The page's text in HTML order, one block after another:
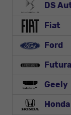
DS
Fiat
Ford
Futura
Geely
Honda